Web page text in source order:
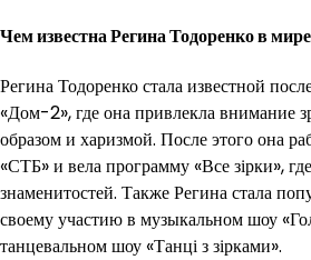
Чем известна Регина Тодоренко в
Регина Тодоренко стала известной
«Дом-2», где она привлекла внимание
образом и харизмой. После этого она
«СТБ» и вела программу «Все зірки»,
знаменитостей. Также Регина стала
своему участию в музыкальном шоу
танцевальном шоу «Танці з зірками».